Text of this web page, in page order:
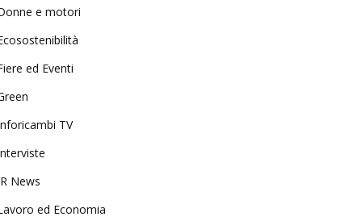
e motori
ed Eventi
TV
News
ed Economia